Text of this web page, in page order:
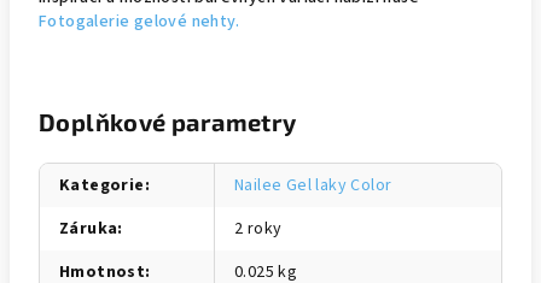
Fotogalerie gelové nehty.
Doplňkové parametry
Kategorie:
Nailee Gel laky Color
Záruka:
2 roky
Hmotnost:
0.025 kg